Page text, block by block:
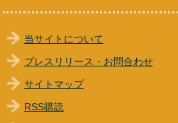
当サイトについて
プレスリリース・お問合わせ
サイトマップ
RSS購読